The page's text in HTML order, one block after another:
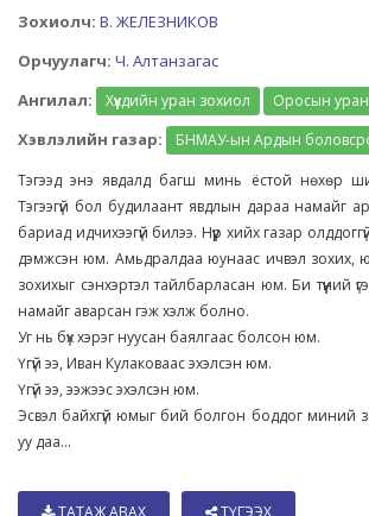
Зохиолч: В. ЖЕЛЕЗНИКОВ
Орчуулагч: Ч. Алтанзагас
Ангилал:
Хүүхдийн уран зохиол Оросын
Хэвлэлийн газар:
БНМАУ-ын Ардын
Тэгээд энэ явдалд багш минь ёстой нөхөр
Тэгээгүй бол будилаант явдлын дараа намайг
бариад идчихээгүй билээ. Нүүр хийх газар
дэмжсэн юм. Амьдралдаа юунаас ичвэл зохих,
зохихыг сэнхэртэл тайлбарласан юм. Би түүний
намайг аварсан гэж хэлж болно.
Уг нь бүх хэрэг нуусан баялгаас болсон юм.
Үгүй ээ, Иван Кулаковаас эхэлсэн юм.
Үгүй ээ, ээжээс эхэлсэн юм.
Эсвэл байхгүй юмыг бий болгон боддог миний
уу даа...
ТАТАЖ АВАХ ТҮГЭЭХ